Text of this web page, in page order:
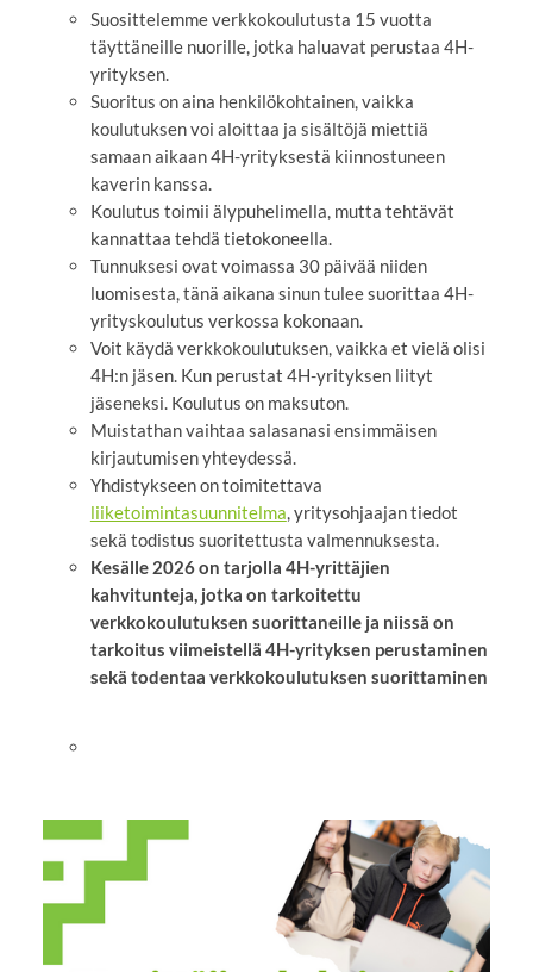
Suosittelemme verkkokoulutusta 15 vuotta
täyttäneille nuorille, jotka haluavat perustaa 4H-
yrityksen.
Suoritus on aina henkilökohtainen, vaikka
koulutuksen voi aloittaa ja sisältöjä miettiä
samaan aikaan 4H-yrityksestä kiinnostuneen
kaverin kanssa.
Koulutus toimii älypuhelimella, mutta tehtävät
kannattaa tehdä tietokoneella.
Tunnuksesi ovat voimassa 30 päivää niiden
luomisesta, tänä aikana sinun tulee suorittaa 4H-
yrityskoulutus verkossa kokonaan.
Voit käydä verkkokoulutuksen, vaikka et vielä olisi
4H:n jäsen. Kun perustat 4H-yrityksen liityt
jäseneksi. Koulutus on maksuton.
Muistathan vaihtaa salasanasi ensimmäisen
kirjautumisen yhteydessä.
Yhdistykseen on toimitettava
liiketoimintasuunnitelma, yritysohjaajan tiedot
sekä todistus suoritettusta valmennuksesta.
Kesälle 2026 on tarjolla 4H-yrittäjien
kahvitunteja, jotka on tarkoitettu
verkkokoulutuksen suorittaneille ja niissä on
tarkoitus viimeistellä 4H-yrityksen perustaminen
sekä todentaa verkkokoulutuksen suorittaminen